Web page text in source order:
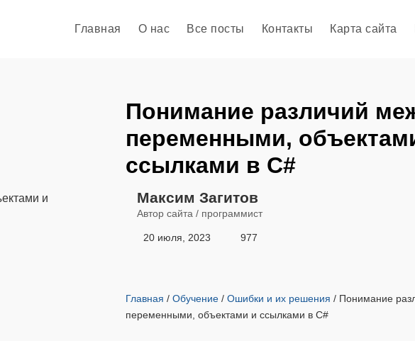
Главная О нас Все посты Контакты Карта сайта
Понимание различий
переменными,
ссылками в C#
Максим Загитов
Автор сайта / программист
20 июля, 2023 977
Главная /Обучение /Ошибки и их решения / Понимание
переменными, объектами и ссылками в C#